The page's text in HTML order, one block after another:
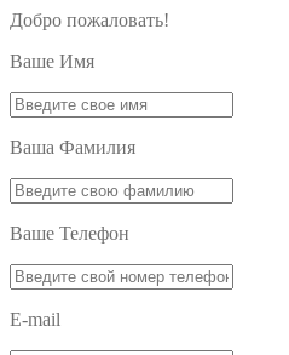
Добро пожаловать!
Ваше Имя
Ваша Фамилия
Ваше Телефон
E-mail